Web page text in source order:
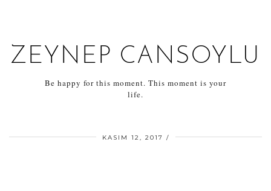
ZEYNEP CANSOYLU
Be happy for this moment. This moment is your
life.
KASIM 12, 2017